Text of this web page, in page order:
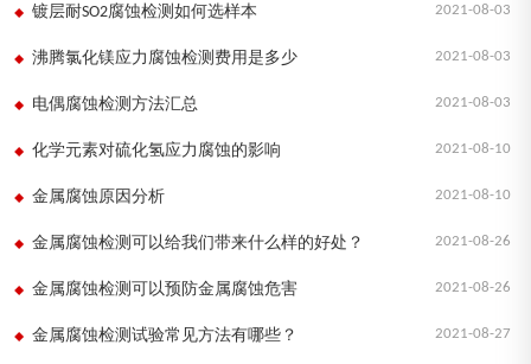
2021-08-03
镀层耐SO2腐蚀检测如何选样本
2021-08-03
沸腾氯化镁应力腐蚀检测费用是多少
2021-08-03
电偶腐蚀检测方法汇总
2021-08-10
化学元素对硫化氢应力腐蚀的影响
2021-08-10
金属腐蚀原因分析
2021-08-26
金属腐蚀检测可以给我们带来什么样的好处？
2021-08-26
金属腐蚀检测可以预防金属腐蚀危害
2021-08-27
金属腐蚀检测试验常见方法有哪些？